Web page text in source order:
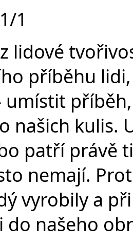
1
lidové
příběhu
umístit
našich kulis.
patří právě
nemají.
vyrobily a
do našeho